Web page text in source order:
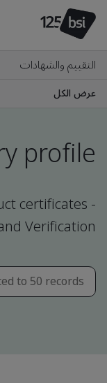
التقييم والشهادات
عرض الكل
profile
certificates -
Verification